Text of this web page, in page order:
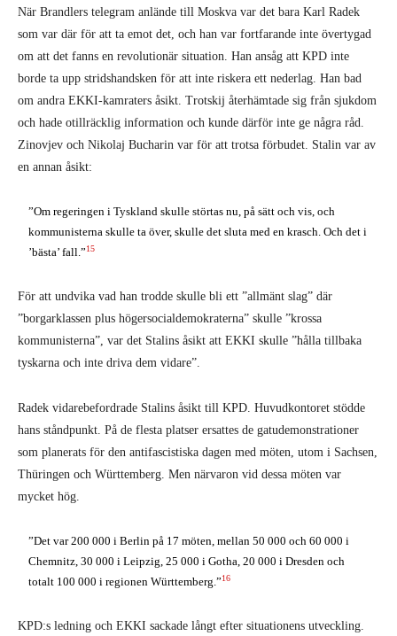
När Brandlers telegram anlände till Moskva var det bara Karl Radek
som var där för att ta emot det, och han var fortfarande inte övertygad
om att det fanns en revolutionär situation. Han ansåg att KPD inte
borde ta upp stridshandsken för att inte riskera ett nederlag. Han bad
om andra EKKI-kamraters åsikt. Trotskij återhämtade sig från sjukdom
och hade otillräcklig information och kunde därför inte ge några råd.
Zinovjev och Nikolaj Bucharin var för att trotsa förbudet. Stalin var av
en annan åsikt:
”Om regeringen i Tyskland skulle störtas nu, på sätt och vis, och
kommunisterna skulle ta över, skulle det sluta med en krasch. Och det i
’bästa’ fall.”15
För att undvika vad han trodde skulle bli ett ”allmänt slag” där
”borgarklassen plus högersocialdemokraterna” skulle ”krossa
kommunisterna”, var det Stalins åsikt att EKKI skulle ”hålla tillbaka
tyskarna och inte driva dem vidare”.
Radek vidarebefordrade Stalins åsikt till KPD. Huvudkontoret stödde
hans ståndpunkt. På de flesta platser ersattes de gatudemonstrationer
som planerats för den antifascistiska dagen med möten, utom i Sachsen,
Thüringen och Württemberg. Men närvaron vid dessa möten var
mycket hög.
”Det var 200 000 i Berlin på 17 möten, mellan 50 000 och 60 000 i
Chemnitz, 30 000 i Leipzig, 25 000 i Gotha, 20 000 i Dresden och
totalt 100 000 i regionen Württemberg.”16
KPD:s ledning och EKKI sackade långt efter situationens utveckling.